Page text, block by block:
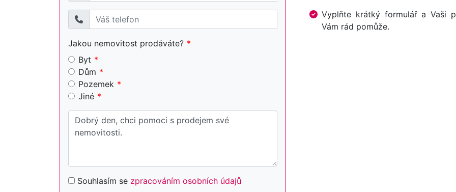
Jakou nemovitost prodáváte?
Byt
Dům
Pozemek
Jiné
Souhlasím se zpracováním osobních údajů
Vyplňte krátký formulář a Vaši
Vám rád pomůže.